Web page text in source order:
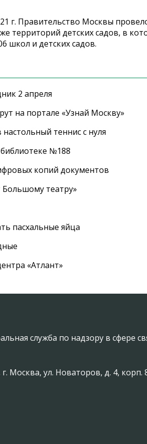
г. Правительство Москвы
территорий детских садов, в
школ и детских садов.
2 апреля
на портале «Узнай Москву»
теннис с нуля
№188
копий документов
Большому театру»
пасхальные яйца
«Атлант»
служба по надзору в сфере
Москва, ул. Новаторов, д. 4, корп.